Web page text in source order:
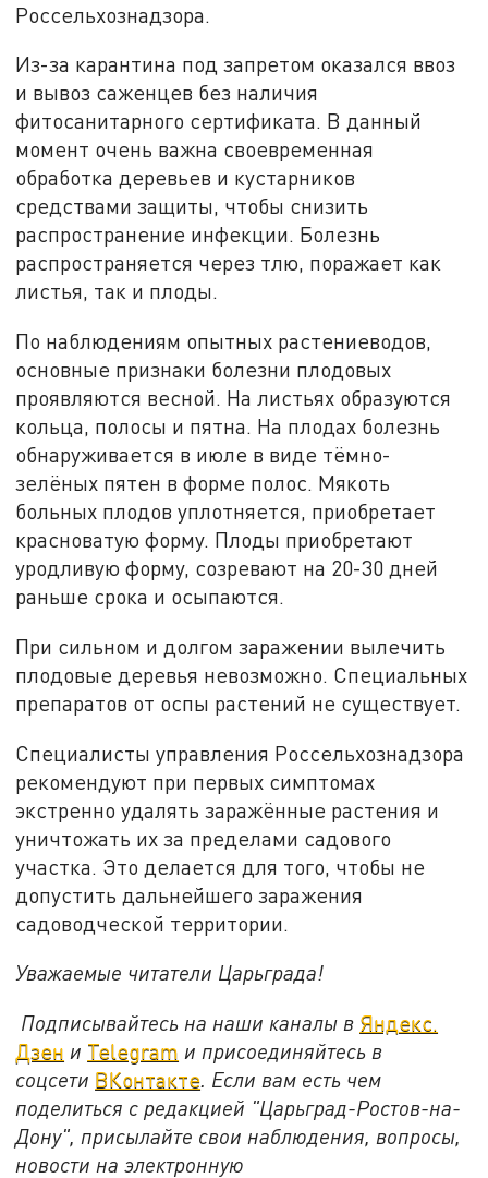
Россельхознадзора.
Из-за карантина под запретом оказался ввоз
и вывоз саженцев без наличия
фитосанитарного сертификата. В данный
момент очень важна своевременная
обработка деревьев и кустарников
средствами защиты, чтобы снизить
распространение инфекции. Болезнь
распространяется через тлю, поражает как
листья, так и плоды.
По наблюдениям опытных растениеводов,
основные признаки болезни плодовых
проявляются весной. На листьях образуются
кольца, полосы и пятна. На плодах болезнь
обнаруживается в июле в виде тёмно-
зелёных пятен в форме полос. Мякоть
больных плодов уплотняется, приобретает
красноватую форму. Плоды приобретают
уродливую форму, созревают на 20-30 дней
раньше срока и осыпаются.
При сильном и долгом заражении вылечить
плодовые деревья невозможно. Специальных
препаратов от оспы растений не существует.
Специалисты управления Россельхознадзора
рекомендуют при первых симптомах
экстренно удалять заражённые растения и
уничтожать их за пределами садового
участка. Это делается для того, чтобы не
допустить дальнейшего заражения
садоводческой территории.
Уважаемые читатели Царьграда!
Подписывайтесь на наши каналы в Яндекс.
Дзен и Telegram и присоединяйтесь в
соцсети ВКонтакте. Если вам есть чем
поделиться с редакцией "Царьград-Ростов-на-
Дону", присылайте свои наблюдения, вопросы,
новости на электронную